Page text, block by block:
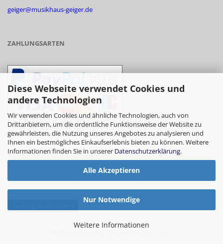
Diese Webseite verwendet Cookies und
andere Technologien
Wir verwenden Cookies und ähnliche Technologien, auch von
Drittanbietern, um die ordentliche Funktionsweise der Website zu
gewährleisten, die Nutzung unseres Angebotes zu analysieren und
Ihnen ein bestmögliches Einkaufserlebnis bieten zu können. Weitere
Informationen finden Sie in unserer Datenschutzerklärung.
Alle Akzeptieren
Nur Notwendige
Weitere Informationen
geiger@musikhaus-geiger.de
ZAHLUNGSARTEN
- Vorkasse/Überweisung
- Barzahlung bei Abholung